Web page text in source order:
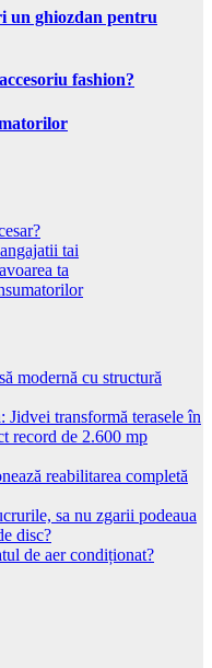
un ghiozdan pentru
fashion?
tai
ta
modernă cu structură
Jidvei transformă terasele în
record de 2.600 mp
reabilitarea completă
sa nu zgarii podeaua
disc?
de aer condiționat?